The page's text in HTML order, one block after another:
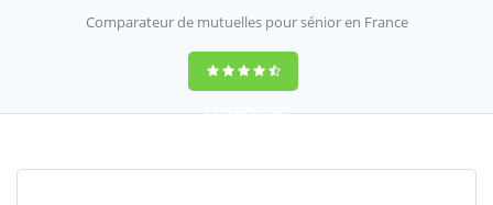
Comparateur de mutuelles pour sénior en France
9,2(100%)452